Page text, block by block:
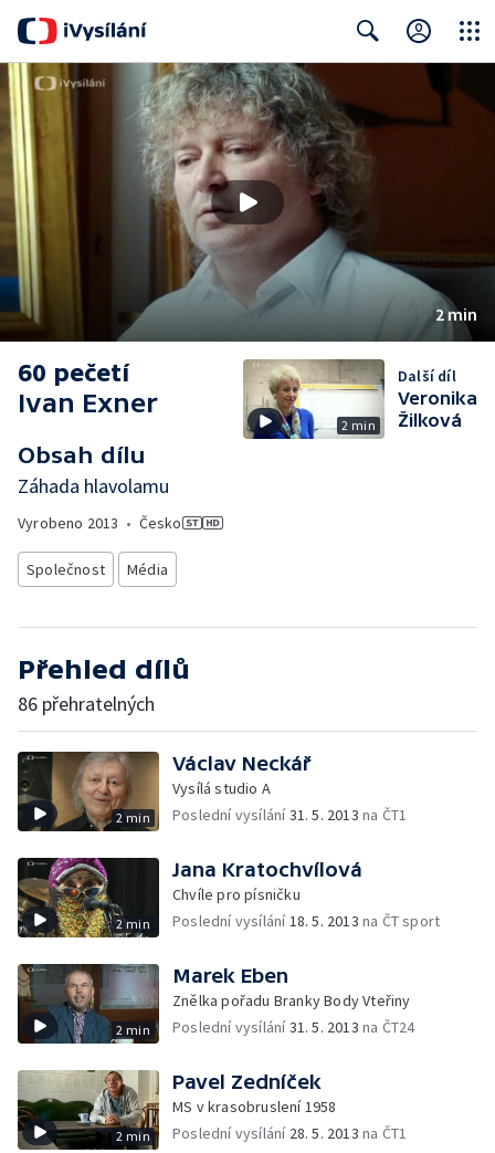
2 min
60 pečetí
Ivan Exner
Obsah dílu
Záhada hlavolamu
Vyrobeno 2013 • Česko
Společnost Média
2 min
Další díl
Veronika
Žilková
Přehled dílů
86 přehratelných
2 min
Václav Neckář
Vysílá studio A
Poslední vysílání31. 5. 2013 na ČT1
2 min
Jana Kratochvílová
Chvíle pro písničku
Poslední vysílání18. 5. 2013 na ČT sport
2 min
Marek Eben
Znělka pořadu Branky Body Vteřiny
Poslední vysílání31. 5. 2013 na ČT24
2 min
Pavel Zedníček
MS v krasobruslení 1958
Poslední vysílání 28. 5. 2013 na ČT1